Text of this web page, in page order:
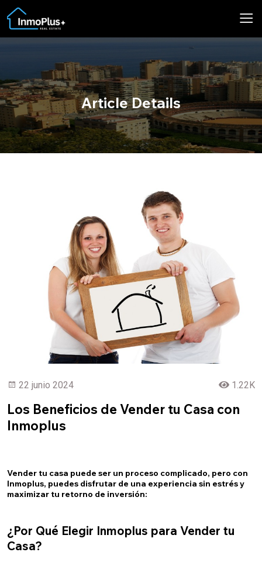
Article Details
22 junio 2024 1.22K
Los Beneficios de Vender tu Casa con
Inmoplus
Vender tu casa puede ser un proceso complicado, pero con
Inmoplus, puedes disfrutar de una experiencia sin estrés y
maximizar tu retorno de inversión:
¿Por Qué Elegir Inmoplus para Vender tu
Casa?